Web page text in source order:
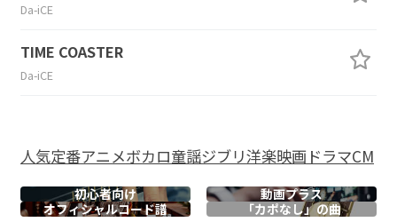
Da-iCE
TIME COASTER
Da-iCE
人気定番アニメボカロ童謡ジブリ洋楽映画ドラマCM
初心者向け
動画プラス
オフィシャルコード譜 「カポなし」の曲